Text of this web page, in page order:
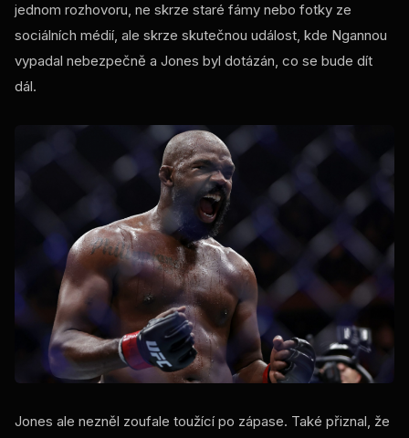
jednom rozhovoru, ne skrze staré fámy nebo fotky ze
sociálních médií, ale skrze skutečnou událost, kde Ngannou
vypadal nebezpečně a Jones byl dotázán, co se bude dít
dál.
Jones ale nezněl zoufale toužící po zápase. Také přiznal, že